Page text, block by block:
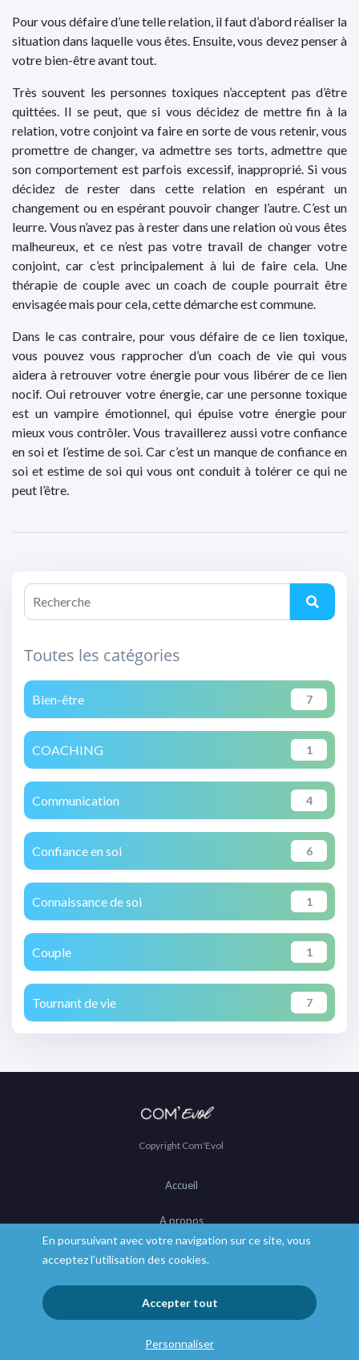
En poursuivant avec votre navigation sur ce site, vous
acceptez l'utilisation des cookies.
Personnaliser
Accepter tout
Pour vous défaire d’une telle relation, il faut d’abord réaliser la
situation dans laquelle vous êtes. Ensuite, vous devez penser à
votre bien-être avant tout.
Très souvent les personnes toxiques n’acceptent pas d’être
quittées. Il se peut, que si vous décidez de mettre fin à la
relation, votre conjoint va faire en sorte de vous retenir, vous
promettre de changer, va admettre ses torts, admettre que
son comportement est parfois excessif, inapproprié. Si vous
décidez de rester dans cette relation en espérant un
changement ou en espérant pouvoir changer l’autre. C’est un
leurre. Vous n’avez pas à rester dans une relation où vous êtes
malheureux, et ce n’est pas votre travail de changer votre
conjoint, car c’est principalement à lui de faire cela. Une
thérapie de couple avec un coach de couple pourrait être
envisagée mais pour cela, cette démarche est commune.
Dans le cas contraire, pour vous défaire de ce lien toxique,
vous pouvez vous rapprocher d’un coach de vie qui vous
aidera à retrouver votre énergie pour vous libérer de ce lien
nocif. Oui retrouver votre énergie, car une personne toxique
est un vampire émotionnel, qui épuise votre énergie pour
mieux vous contrôler. Vous travaillerez aussi votre confiance
en soi et l’estime de soi. Car c’est un manque de confiance en
soi et estime de soi qui vous ont conduit à tolérer ce qui ne
peut l’être.
Toutes les catégories
Bien-être 7
COACHING 1
Communication 4
Confiance en soi 6
Connaissance de soi 1
Couple 1
Tournant de vie 7
Copyright Com'Evol
Accueil
A propos
Mentions légales